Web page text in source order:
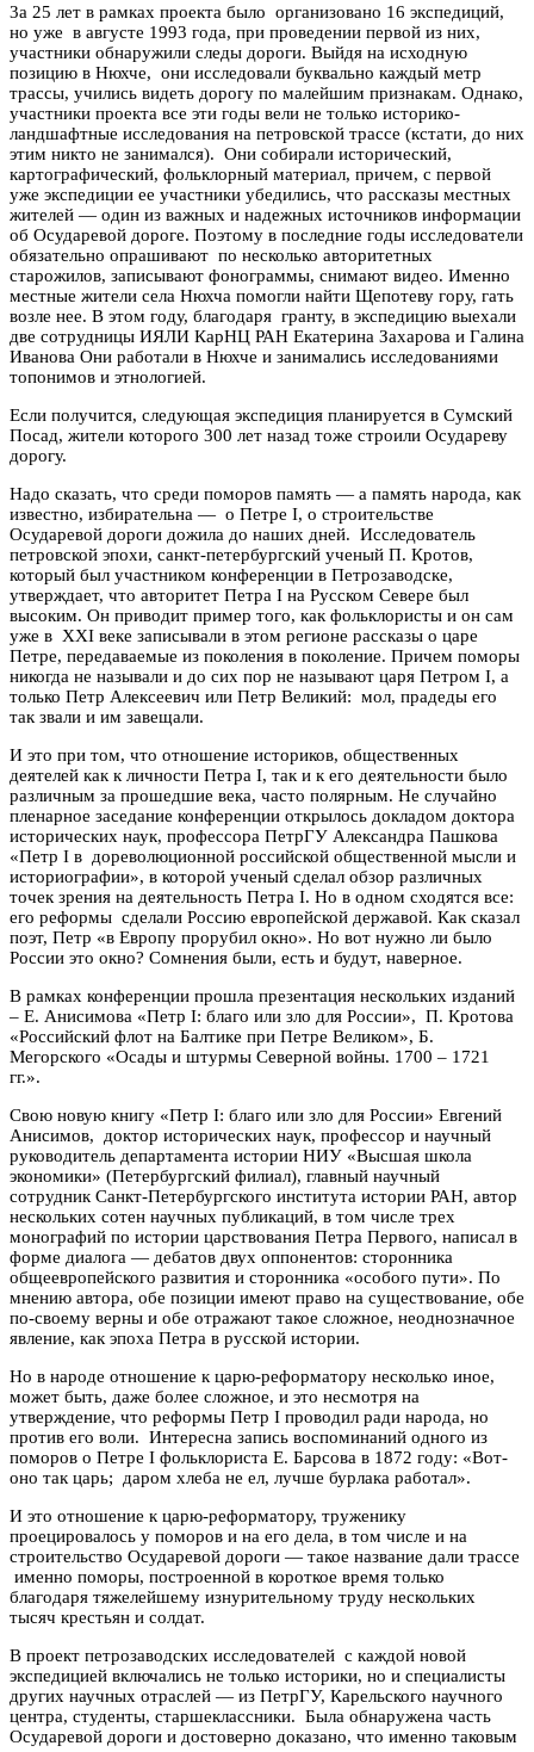
3а 25 лет в рамках проекта было организовано 16 экспедиций,
но уже в августе 1993 года, при проведении первой из них,
участники обнаружили следы дороги. Выйдя на исходную
позицию в Нюхче, они исследовали буквально каждый метр
трассы, учились видеть дорогу по малейшим признакам. Однако,
участники проекта все эти годы вели не только историко-
ландшафтные исследования на петровской трассе (кстати, до них
этим никто не занимался). Они собирали исторический,
картографический, фольклорный материал, причем, с первой
уже экспедиции ее участники убедились, что рассказы местных
жителей — один из важных и надежных источников информации
об Осударевой дороге. Поэтому в последние годы исследователи
обязательно опрашивают по несколько авторитетных
старожилов, записывают фонограммы, снимают видео. Именно
местные жители села Нюхча помогли найти Щепотеву гору, гать
возле нее. В этом году, благодаря гранту, в экспедицию выехали
две сотрудницы ИЯЛИ КарНЦ РАН Екатерина Захарова и Галина
Иванова Они работали в Нюхче и занимались исследованиями
топонимов и этнологией.
Если получится, следующая экспедиция планируется в Сумский
Посад, жители которого 300 лет назад тоже строили Осудареву
дорогу.
Надо сказать, что среди поморов память — а память народа, как
известно, избирательна — о Петре I, о строительстве
Осударевой дороги дожила до наших дней. Исследователь
петровской эпохи, санкт-петербургский ученый П. Кротов,
который был участником конференции в Петрозаводске,
утверждает, что авторитет Петра I на Русском Севере был
высоким. Он приводит пример того, как фольклористы и он сам
уже в XXI веке записывали в этом регионе рассказы о царе
Петре, передаваемые из поколения в поколение. Причем поморы
никогда не называли и до сих пор не называют царя Петром I, а
только Петр Алексеевич или Петр Великий: мол, прадеды его
так звали и им завещали.
И это при том, что отношение историков, общественных
деятелей как к личности Петра I, так и к его деятельности было
различным за прошедшие века, часто полярным. Не случайно
пленарное заседание конференции открылось докладом доктора
исторических наук, профессора ПетрГУ Александра Пашкова
«Петр I в дореволюционной российской общественной мысли и
историографии», в которой ученый сделал обзор различных
точек зрения на деятельность Петра I. Но в одном сходятся все:
его реформы сделали Россию европейской державой. Как сказал
поэт, Петр «в Европу прорубил окно». Но вот нужно ли было
России это окно? Сомнения были, есть и будут, наверное.
В рамках конференции прошла презентация нескольких изданий
– Е. Анисимова «Петр I: благо или зло для России», П. Кротова
«Российский флот на Балтике при Петре Великом», Б.
Мегорского «Осады и штурмы Северной войны. 1700 – 1721
гг.».
Свою новую книгу «Петр I: благо или зло для России» Евгений
Анисимов, доктор исторических наук, профессор и научный
руководитель департамента истории НИУ «Высшая школа
экономики» (Петербургский филиал), главный научный
сотрудник Санкт-Петербургского института истории РАН, автор
нескольких сотен научных публикаций, в том числе трех
монографий по истории царствования Петра Первого, написал в
форме диалога — дебатов двух оппонентов: сторонника
общеевропейского развития и сторонника «особого пути». По
мнению автора, обе позиции имеют право на существование, обе
по-своему верны и обе отражают такое сложное, неоднозначное
явление, как эпоха Петра в русской истории.
Но в народе отношение к царю-реформатору несколько иное,
может быть, даже более сложное, и это несмотря на
утверждение, что реформы Петр I проводил ради народа, но
против его воли. Интересна запись воспоминаний одного из
поморов о Петре I фольклориста Е. Барсова в 1872 году: «Вот-
оно так царь; даром хлеба не ел, лучше бурлака работал».
И это отношение к царю-реформатору, труженику
проецировалось у поморов и на его дела, в том числе и на
строительство Осударевой дороги — такое название дали трассе
именно поморы, построенной в короткое время только
благодаря тяжелейшему изнурительному труду нескольких
тысяч крестьян и солдат.
В проект петрозаводских исследователей с каждой новой
экспедицией включались не только историки, но и специалисты
других научных отраслей — из ПетрГУ, Карельского научного
центра, студенты, старшеклассники. Была обнаружена часть
Осударевой дороги и достоверно доказано, что именно таковым